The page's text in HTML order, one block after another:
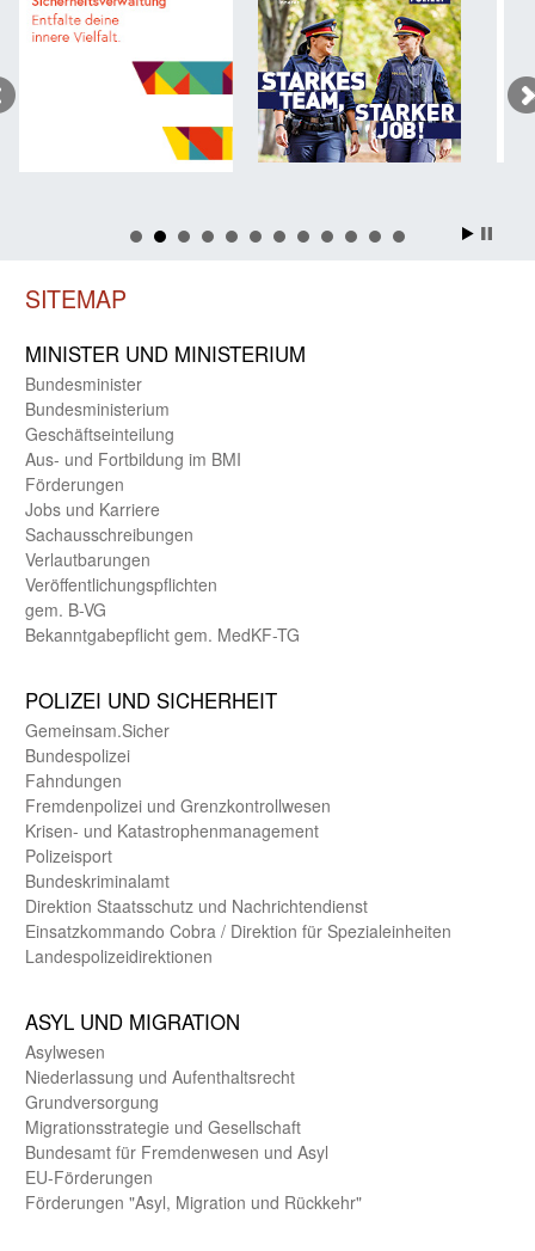
SITEMAP
MINISTER UND MINIST­ERIUM
Bundes­minister
Bundes­ministerium
Geschäfts­einteilung
Aus- und Fortbildung im BMI
Förderungen
Jobs und Karriere
Sachaus­schreibungen
Verlautbarungen
Veröffentlichungspflichten
gem. B-VG
Bekanntgabepflicht gem. MedKF-TG
POLIZEI UND SICHER­HEIT
Gemein­sam.Sicher
Bundes­polizei
Fahndungen
Fremdenpolizei und Grenzkontrollwesen
Krisen- und Katastrophen­management
Polizeisport
Bundes­kriminal­amt
Direktion Staats­schutz und Nach­richten­dienst
Einsatz­kommando Cobra / Direktion für Spezialeinheiten
Landes­polizei­direk­tionen
ASYL UND MIGRA­TION
Asyl­wesen
Nieder­lassung und Aufent­halts­recht
Grund­versorgung
Migrations­strategie und Gesell­schaft
Bundes­amt für Fremden­wesen und Asyl
EU-Förde­rungen
Förderungen "Asyl, Migration und Rückkehr"